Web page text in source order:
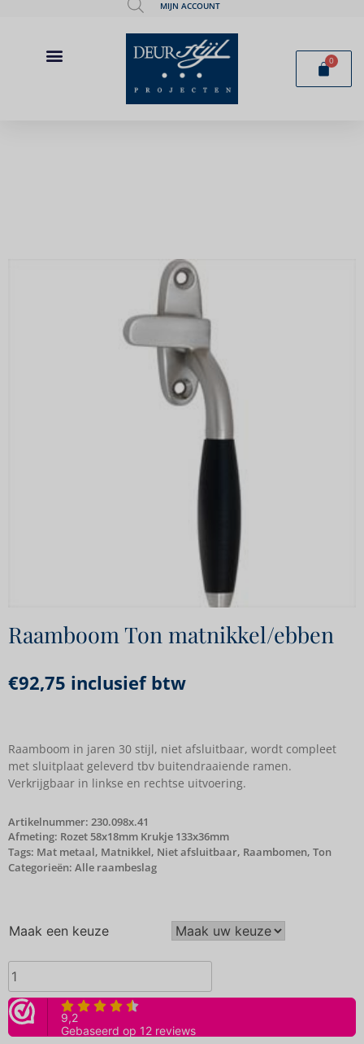
MIJN ACCOUNT
0
Raamboom Ton matnikkel/ebben
€92,75 inclusief btw
Raamboom in jaren 30 stijl, niet afsluitbaar, wordt compleet
met sluitplaat geleverd tbv buitendraaiende ramen.
Verkrijgbaar in linkse en rechtse uitvoering.
Artikelnummer: 230.098x.41
Afmeting: Rozet 58x18mm Krukje 133x36mm
Tags: Mat metaal, Matnikkel, Niet afsluitbaar, Raambomen, Ton
Categorieën: Alle raambeslag
Maak een keuze